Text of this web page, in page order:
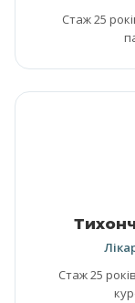
Стаж 25
Стаж 25